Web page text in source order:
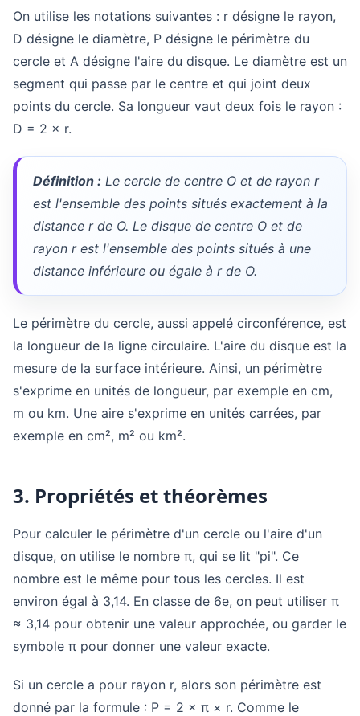
On utilise les notations suivantes : r désigne le rayon,
D désigne le diamètre, P désigne le périmètre du
cercle et A désigne l'aire du disque. Le diamètre est un
segment qui passe par le centre et qui joint deux
points du cercle. Sa longueur vaut deux fois le rayon :
D = 2 × r.
Définition : Le cercle de centre O et de rayon r
est l'ensemble des points situés exactement à la
distance r de O. Le disque de centre O et de
rayon r est l'ensemble des points situés à une
distance inférieure ou égale à r de O.
Le périmètre du cercle, aussi appelé circonférence, est
la longueur de la ligne circulaire. L'aire du disque est la
mesure de la surface intérieure. Ainsi, un périmètre
s'exprime en unités de longueur, par exemple en cm,
m ou km. Une aire s'exprime en unités carrées, par
exemple en cm², m² ou km².
3. Propriétés et théorèmes
Pour calculer le périmètre d'un cercle ou l'aire d'un
disque, on utilise le nombre π, qui se lit "pi". Ce
nombre est le même pour tous les cercles. Il est
environ égal à 3,14. En classe de 6e, on peut utiliser π
≈ 3,14 pour obtenir une valeur approchée, ou garder le
symbole π pour donner une valeur exacte.
Si un cercle a pour rayon r, alors son périmètre est
donné par la formule : P = 2 × π × r. Comme le